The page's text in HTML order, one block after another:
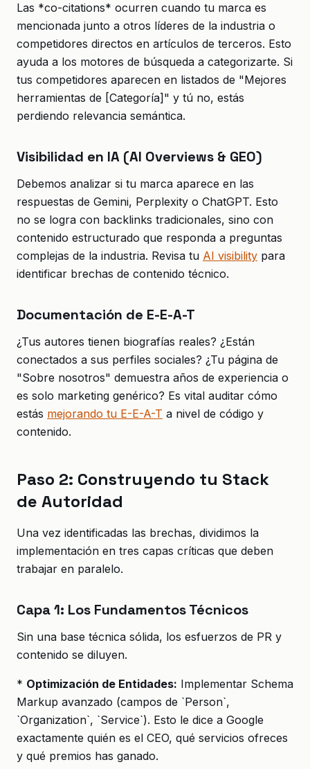
Las *co-citations* ocurren cuando tu marca es
mencionada junto a otros líderes de la industria o
competidores directos en artículos de terceros. Esto
ayuda a los motores de búsqueda a categorizarte. Si
tus competidores aparecen en listados de "Mejores
herramientas de [Categoría]" y tú no, estás
perdiendo relevancia semántica.
Visibilidad en IA (AI Overviews & GEO)
Debemos analizar si tu marca aparece en las
respuestas de Gemini, Perplexity o ChatGPT. Esto
no se logra con backlinks tradicionales, sino con
contenido estructurado que responda a preguntas
complejas de la industria. Revisa tu AI visibility para
identificar brechas de contenido técnico.
Documentación de E-E-A-T
¿Tus autores tienen biografías reales? ¿Están
conectados a sus perfiles sociales? ¿Tu página de
"Sobre nosotros" demuestra años de experiencia o
es solo marketing genérico? Es vital auditar cómo
estás mejorando tu E-E-A-T a nivel de código y
contenido.
Paso 2: Construyendo tu Stack
de Autoridad
Una vez identificadas las brechas, dividimos la
implementación en tres capas críticas que deben
trabajar en paralelo.
Capa 1: Los Fundamentos Técnicos
Sin una base técnica sólida, los esfuerzos de PR y
contenido se diluyen.
* Optimización de Entidades: Implementar Schema
Markup avanzado (campos de `Person`,
`Organization`, `Service`). Esto le dice a Google
exactamente quién es el CEO, qué servicios ofreces
y qué premios has ganado.